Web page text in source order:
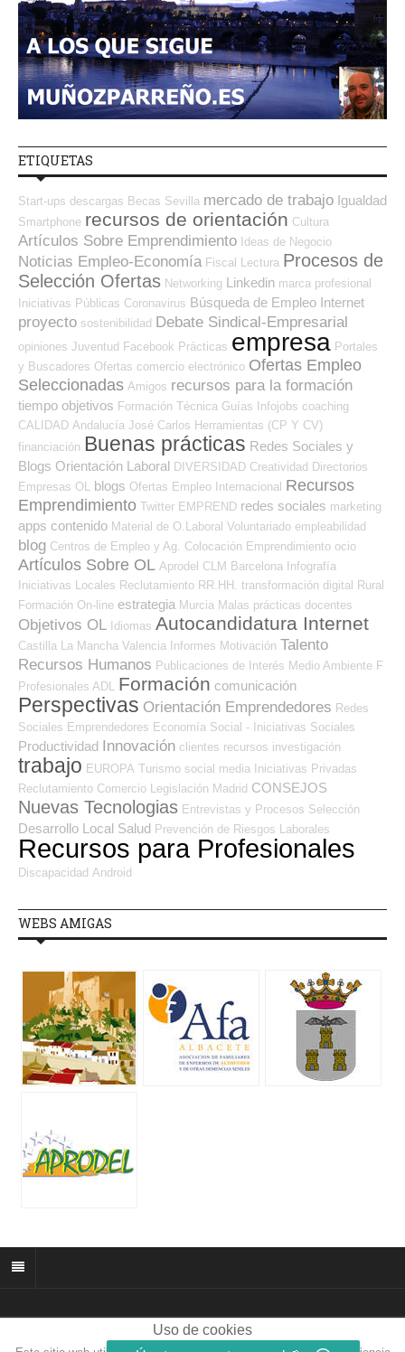
ETIQUETAS
Start-ups descargas Becas Sevilla mercado de trabajo Igualdad
Smartphone recursos de orientación Cultura
Artículos Sobre Emprendimiento Ideas de Negocio
Noticias Empleo-Economía Fiscal Lectura Procesos de
Selección Ofertas Networking Linkedin marca profesional
Iniciativas Públicas Coronavirus Búsqueda de Empleo Internet
proyecto sostenibilidad Debate Sindical-Empresarial
opiniones Juventud Facebook Prácticas empresa Portales
y Buscadores Ofertas comercio electrónico Ofertas Empleo
Seleccionadas Amigos recursos para la formación
tiempo objetivos Formación Técnica Guías Infojobs coaching
CALIDAD Andalucía José Carlos Herramientas (CP Y CV)
financiación Buenas prácticas Redes Sociales y
Blogs Orientación Laboral DIVERSIDAD Creatividad Directorios
Empresas OL
blogs Ofertas Empleo Internacional Recursos
Emprendimiento Twitter EMPREND redes sociales marketing
apps contenido Material de O.Laboral Voluntariado empleabilidad
blog Centros de Empleo y Ag. Colocación Emprendimiento ocio
Artículos Sobre OL Aprodel CLM Barcelona
Infografía
Iniciativas Locales Reclutamiento RR.HH. transformación digital
Rural
Formación On-line estrategia Murcia Malas prácticas docentes
Objetivos OL Idiomas Autocandidatura Internet
Castilla La Mancha Valencia Informes Motivación Talento
Recursos Humanos Publicaciones de Interés Medio Ambiente F
Profesionales ADL
Formación comunicación
Perspectivas Orientación Emprendedores Redes
Sociales Emprendedores Economía Social - Iniciativas Sociales
Productividad Innovación clientes recursos investigación
trabajo EUROPA Turismo social media
Iniciativas Privadas
Reclutamiento Comercio Legislación Madrid CONSEJOS
Nuevas Tecnologias Entrevistas y Procesos Selección
Desarrollo Local Salud Prevención de Riesgos Laborales
Recursos para Profesionales
Discapacidad Android
WEBS AMIGAS
© 2026 muñozparreño.es | Creative commons.
Uso de cookies